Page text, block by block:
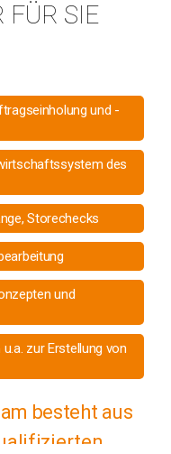
FÜR SIE
und -
des
Storechecks
und
zur Erstellung von
besteht aus